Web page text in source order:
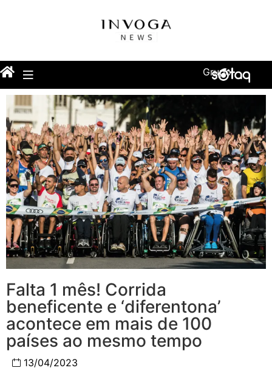
Grupo
Falta 1 mês! Corrida
beneficente e ‘diferentona’
acontece em mais de 100
países ao mesmo tempo
13/04/2023